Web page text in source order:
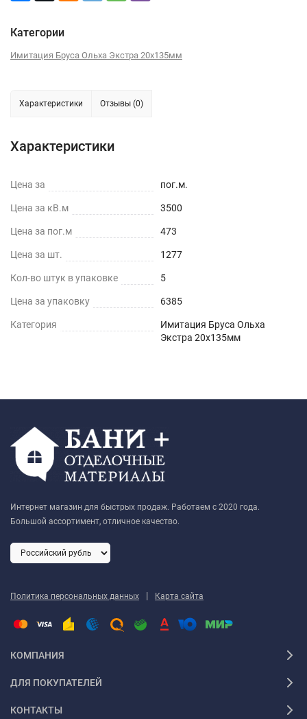
Категории
Имитация Бруса Ольха Экстра 20х135мм
Характеристики Отзывы (0)
Характеристики
Цена за пог.м.
Цена за кВ.м 3500
Цена за пог.м 473
Цена за шт. 1277
Кол-во штук в упаковке 5
Цена за упаковку 6385
Категория
Имитация Бруса Ольха
Экстра 20х135мм
Интернет магазин для быстрых продаж. Работаем с 2020 года.
Большой ассортимент, отличное качество.
Политика персональных данных | Карта сайта
КОМПАНИЯ
ДЛЯ ПОКУПАТЕЛЕЙ
КОНТАКТЫ